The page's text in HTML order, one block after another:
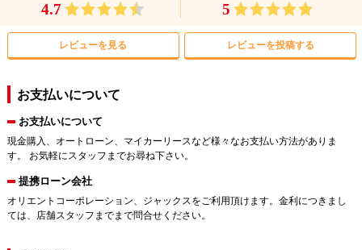
4.7 5
レビューを見る レビューを投稿する
お支払いについて
お支払いについて
現金購入、オートローン、マイカーリースなど様々なお支払い方法がありま
す。 お気軽にスタッフまでお尋ね下さい。
提携ローン会社
オリエントコーポレーション、ジャックスをご利用頂けます。金利につきまし
ては、店舗スタッフまでまで問合せください。